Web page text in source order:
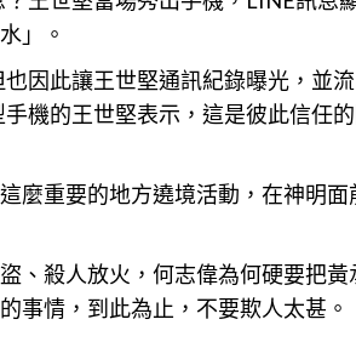
」。
因此讓王世堅通訊紀錄曝光，並
機的王世堅表示，這是彼此信任
麼重要的地方遶境活動，在神明
、殺人放火，何志偉為何硬要把
事情，到此為止，不要欺人太甚。